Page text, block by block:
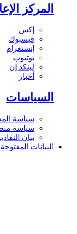
المركز
إكس
فيسبوك
إنستغرام
يوتيوب
لينكد إن
أخبار
السياسات
سياسة
سياسة
بيان
البيانات المفتوحة